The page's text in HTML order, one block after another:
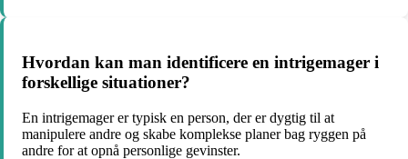
Hvordan kan man identificere en intrigemager i
forskellige situationer?
En intrigemager er typisk en person, der er dygtig til at
manipulere andre og skabe komplekse planer bag ryggen på
andre for at opnå personlige gevinster.